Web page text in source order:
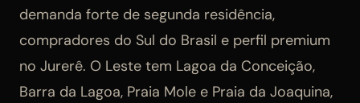
demanda forte de segunda residência,
compradores do Sul do Brasil e perfil premium
no Jurerê. O Leste tem Lagoa da Conceição,
Barra da Lagoa, Praia Mole e Praia da Joaquina,